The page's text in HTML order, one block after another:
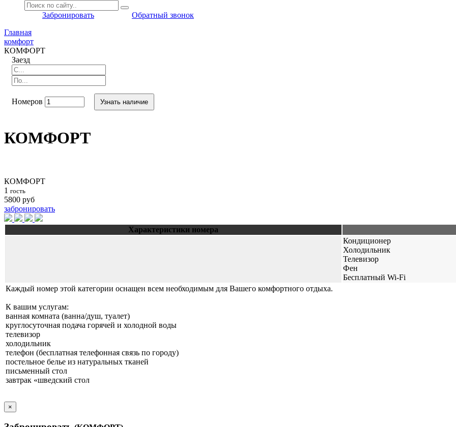
Забронировать
Обратный звонок
Главная
комфорт
КОМФОРТ
Заезд
Номеров Узнать наличие
КОМФОРТ
КОМФОРТ
1 гость
5800 руб
забронировать
Характеристики номера
Кондиционер
Холодильник
Телевизор
Фен
Бесплатный Wi-Fi
Каждый номер этой категории оснащен всем необходимым для Вашего комфортного отдыха.
К вашим услугам:
ванная комната (ванна/душ, туалет)
круглосуточная подача горячей и холодной воды
телевизор
холодильник
телефон (бесплатная телефонная связь по городу)
постельное белье из натуральных тканей
письменный стол
завтрак «шведский стол
×